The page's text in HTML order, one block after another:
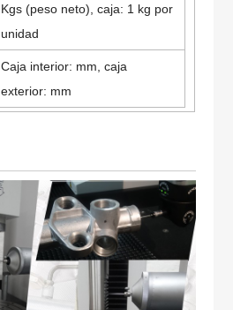
Kgs (peso neto), caja: 1 kg por
unidad
Caja interior: mm, caja
exterior: mm